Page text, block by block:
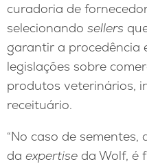
curadoria de
selecionando sellers
garantir a procedência
legislações sobre
produtos veterinários,
receituário.
“No caso de
da expertise da Wolf, é